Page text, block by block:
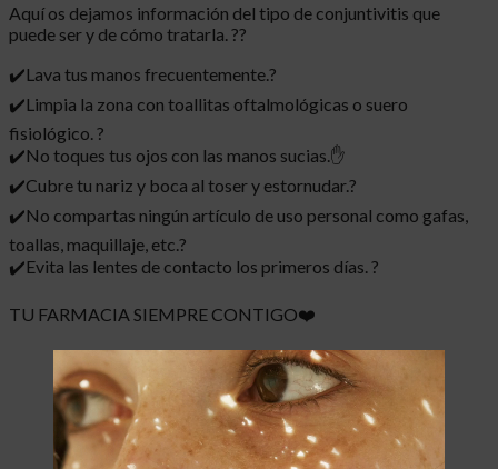
Aquí os dejamos información del tipo de conjuntivitis que
puede ser y de cómo tratarla. ??
✔️Lava tus manos frecuentemente.?
✔️Limpia la zona con toallitas oftalmológicas o suero
fisiológico. ?
✔️No toques tus ojos con las manos sucias.✋
✔️Cubre tu nariz y boca al toser y estornudar.?
✔️No compartas ningún artículo de uso personal como gafas,
toallas, maquillaje, etc.?
✔️Evita las lentes de contacto los primeros días. ?
TU FARMACIA SIEMPRE CONTIGO❤️